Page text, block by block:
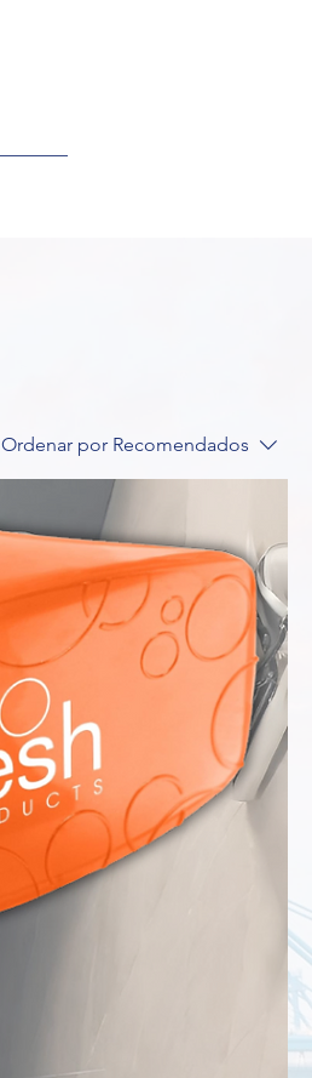
Ordenar por Recomendados